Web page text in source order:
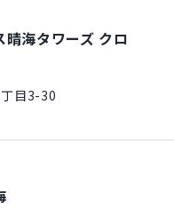
海タワーズ クロ
目3-30